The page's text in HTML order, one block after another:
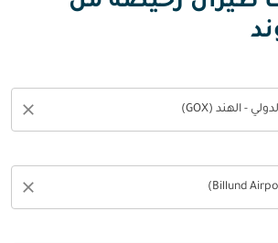
close
close